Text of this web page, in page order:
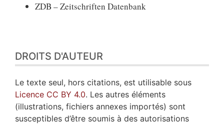
ZDB – Zeitschriften Datenbank
DROITS D'AUTEUR
Le texte seul, hors citations, est utilisable sous
Licence CC BY 4.0. Les autres éléments
(illustrations, fichiers annexes importés) sont
susceptibles d’être soumis à des autorisations